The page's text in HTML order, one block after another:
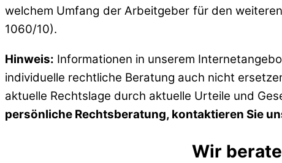
welchem Umfang der Arbeitgeber für den
1060/10).
Hinweis: Informationen in unserem
individuelle rechtliche Beratung auch nicht
aktuelle Rechtslage durch aktuelle Urteile und
persönliche Rechtsberatung, kontaktieren Sie
Wir